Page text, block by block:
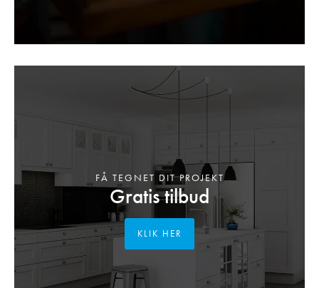
Gratis tilbud
FÅ TEGNET DIT PROJEKT
KLIK HER